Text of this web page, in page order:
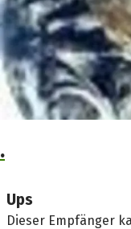
.
Ups
Dieser Empfänger